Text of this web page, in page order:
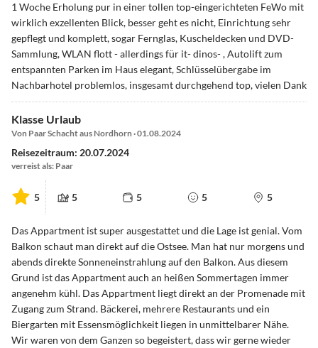
1 Woche Erholung pur in einer tollen top-eingerichteten FeWo mit
wirklich exzellenten Blick, besser geht es nicht, Einrichtung sehr
gepflegt und komplett, sogar Fernglas, Kuscheldecken und DVD-
Sammlung, WLAN flott - allerdings für it- dinos- , Autolift zum
entspannten Parken im Haus elegant, Schlüsselübergabe im
Nachbarhotel problemlos, insgesamt durchgehend top, vielen Dank
Klasse Urlaub
Von Paar Schacht aus Nordhorn · 01.08.2024
Reisezeitraum: 20.07.2024
verreist als: Paar
5 5 5 5 5
Das Appartment ist super ausgestattet und die Lage ist genial. Vom
Balkon schaut man direkt auf die Ostsee. Man hat nur morgens und
abends direkte Sonneneinstrahlung auf den Balkon. Aus diesem
Grund ist das Appartment auch an heißen Sommertagen immer
angenehm kühl. Das Appartment liegt direkt an der Promenade mit
Zugang zum Strand. Bäckerei, mehrere Restaurants und ein
Biergarten mit Essensmöglichkeit liegen in unmittelbarer Nähe.
Wir waren von dem Ganzen so begeistert, dass wir gerne wieder